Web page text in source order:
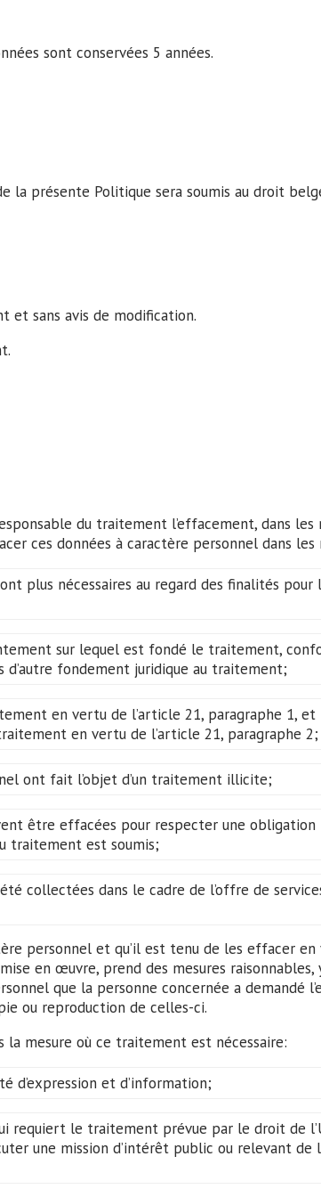
sont conservées 5 années.
la présente Politique sera soumis au droit
et sans avis de modification.
du traitement l’effacement, dans
ces données à caractère personnel dans les
plus nécessaires au regard des finalités
sur lequel est fondé le traitement,
d’autre fondement juridique au traitement;
en vertu de l’article 21, paragraphe
en vertu de l’article 21, paragraphe 2;
ont fait l’objet d’un traitement illicite;
être effacées pour respecter une
traitement est soumis;
collectées dans le cadre de l’offre de
personnel et qu’il est tenu de les effacer
en œuvre, prend des mesures
que la personne concernée a demandé
ou reproduction de celles-ci.
la mesure où ce traitement est nécessaire:
d’expression et d’information;
requiert le traitement prévue par le droit de
une mission d’intérêt public ou relevant